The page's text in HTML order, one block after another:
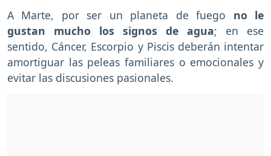
A Marte, por ser un planeta de fuego no le
gustan mucho los signos de agua; en ese
sentido, Cáncer, Escorpio y Piscis deberán intentar
amortiguar las peleas familiares o emocionales y
evitar las discusiones pasionales.